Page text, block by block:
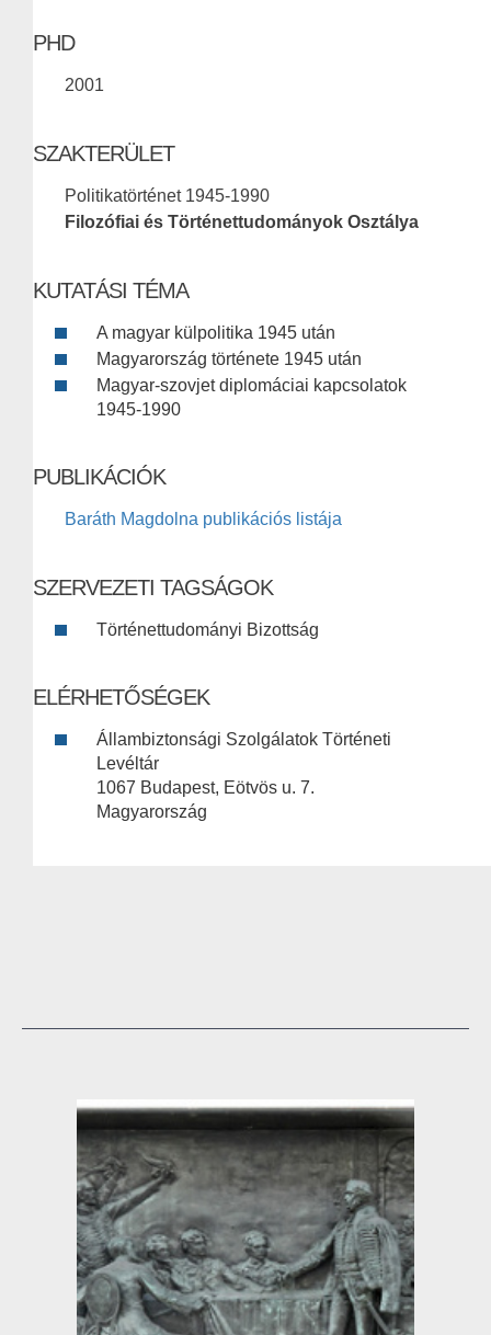
PHD
2001
SZAKTERÜLET
Politikatörténet 1945-1990
Filozófiai és Történettudományok Osztálya
KUTATÁSI TÉMA
A magyar külpolitika 1945 után
Magyarország története 1945 után
Magyar-szovjet diplomáciai kapcsolatok
1945-1990
PUBLIKÁCIÓK
Baráth Magdolna publikációs listája
SZERVEZETI TAGSÁGOK
Történettudományi Bizottság
ELÉRHETŐSÉGEK
Állambiztonsági Szolgálatok Történeti
Levéltár
1067 Budapest, Eötvös u. 7.
Magyarország